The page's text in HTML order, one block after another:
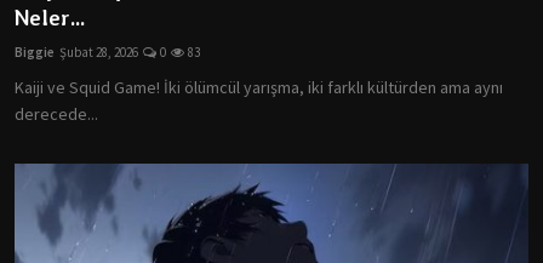
Neler...
Biggie Şubat 28, 2026 0 83
Kaiji ve Squid Game! İki ölümcül yarışma, iki farklı kültürden ama aynı
derecede...